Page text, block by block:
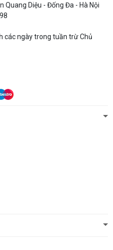
Quang Diệu - Đống Đa - Hà Nội
các ngày trong tuần trừ Chủ